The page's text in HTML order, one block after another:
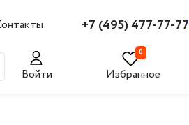
+7 (495) 477-77-77
Войти
0
Избранное